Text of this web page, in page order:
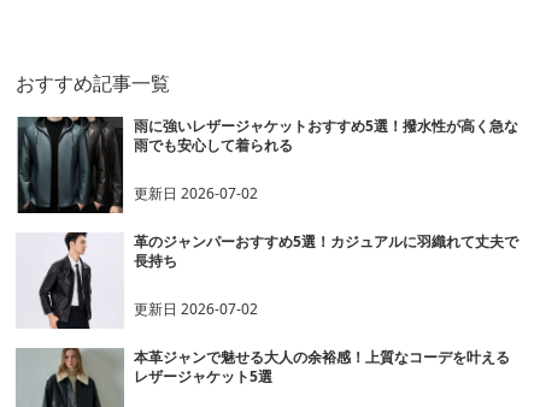
おすすめ記事一覧
雨に強いレザージャケットおすすめ5選！撥水性が高く急な
雨でも安心して着られる
更新日2026-07-02
革のジャンパーおすすめ5選！カジュアルに羽織れて丈夫で
長持ち
更新日2026-07-02
本革ジャンで魅せる大人の余裕感！上質なコーデを叶える
レザージャケット5選